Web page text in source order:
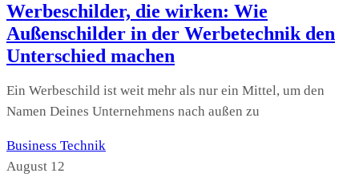
Werbeschilder, die wirken: Wie
Außenschilder in der Werbetechnik den
Unterschied machen
Ein Werbeschild ist weit mehr als nur ein Mittel, um den
Namen Deines Unternehmens nach außen zu
Business Technik
August 12